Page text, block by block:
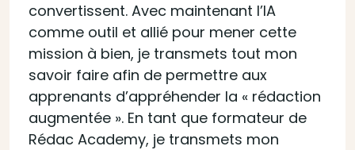
convertissent. Avec maintenant l’IA
comme outil et allié pour mener cette
mission à bien, je transmets tout mon
savoir faire afin de permettre aux
apprenants d’appréhender la « rédaction
augmentée ». En tant que formateur de
Rédac Academy, je transmets mon